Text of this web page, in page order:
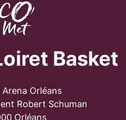
Basket
Arena Orléans
Robert Schuman
Orléans